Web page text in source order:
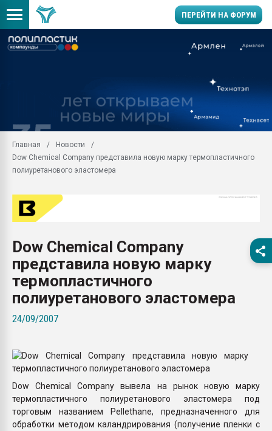
ПЕРЕЙТИ НА ФОРУМ
29.07.2026 ФРП помог
заводу пластмасс"
28.07.2026
ситуацией на
бутылок
Главная
Новости
Dow Chemical Company представила новую марку термопластичного
полиуретанового эластомера
Dow Chemical Company
представила новую марку
термопластичного
полиуретанового эластомера
24/09/2007
Dow Chemical Company вывела на рынок новую марку
термопластичного полиуретанового эластомера под
торговым названием Pellethane, предназначенного для
обработки методом каландрирования (получение пленки с